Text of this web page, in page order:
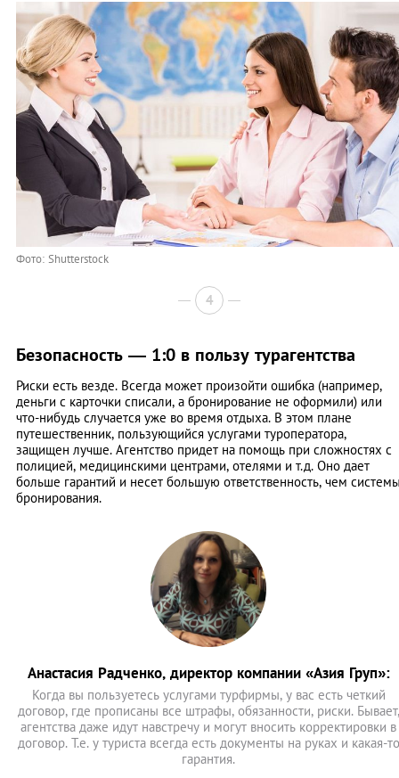
Фото: Shutterstock
4
Безопасность — 1:0 в пользу турагентства
Риски есть везде. Всегда может произойти ошибка (например,
деньги с карточки списали, а бронирование не оформили) или
что-нибудь случается уже во время отдыха. В этом плане
путешественник, пользующийся услугами туроператора,
защищен лучше. Агентство придет на помощь при сложностях с
полицией, медицинскими центрами, отелями и т.д. Оно дает
больше гарантий и несет большую ответственность, чем
бронирования.
Анастасия Радченко, директор компании «Азия Груп»:
Когда вы пользуетесь услугами турфирмы, у вас есть четкий
договор, где прописаны все штрафы, обязанности, риски. Бывает,
агентства даже идут навстречу и могут вносить корректировки в
договор. Т.е. у туриста всегда есть документы на руках и какая-то
гарантия.